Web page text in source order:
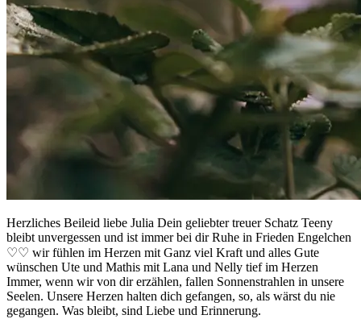
Herzliches Beileid liebe Julia Dein geliebter treuer Schatz Teeny
bleibt unvergessen und ist immer bei dir Ruhe in Frieden Engelchen
♡♡ wir fühlen im Herzen mit Ganz viel Kraft und alles Gute
wünschen Ute und Mathis mit Lana und Nelly tief im Herzen
Immer, wenn wir von dir erzählen, fallen Sonnenstrahlen in unsere
Seelen. Unsere Herzen halten dich gefangen, so, als wärst du nie
gegangen. Was bleibt, sind Liebe und Erinnerung.